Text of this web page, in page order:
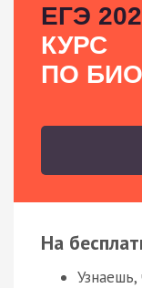
ЕГЭ
КУРС
ПО
На